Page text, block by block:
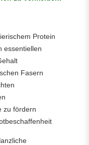
Protein
essentiellen
Fasern
zu fördern